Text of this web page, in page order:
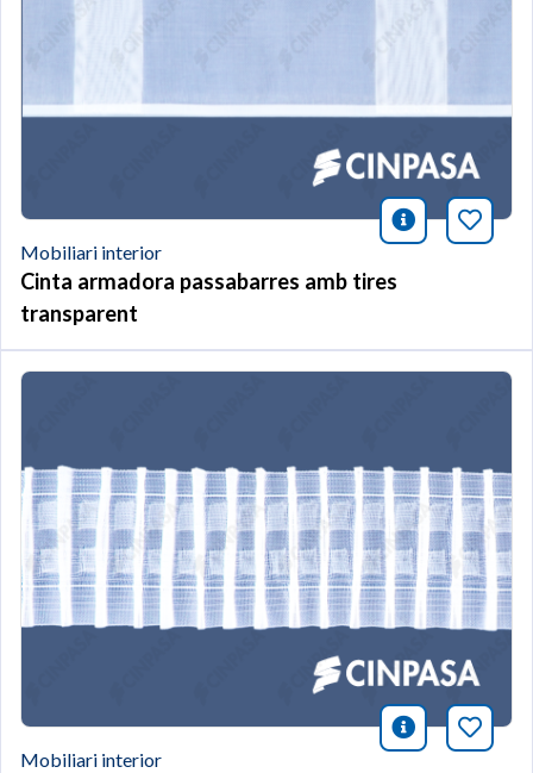
icono
Mobiliari interior
Cinta armadora passabarres amb tires
transparent
icono
Mobiliari interior